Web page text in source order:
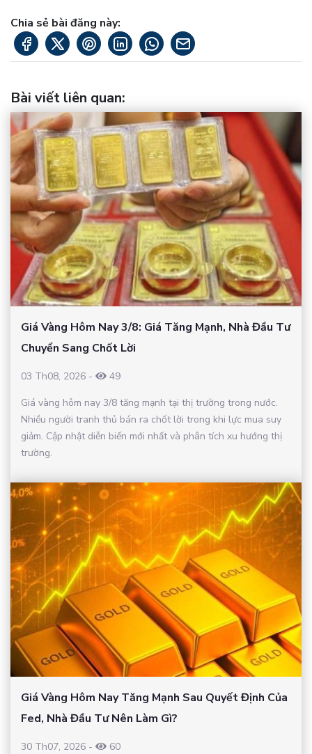
Chia sẻ bài đăng này:
Bài viết liên quan:
Giá Vàng Hôm Nay 3/8: Giá Tăng Mạnh, Nhà Đầu Tư
Chuyển Sang Chốt Lời
03 Th08, 2026 -
49
Giá vàng hôm nay 3/8 tăng mạnh tại thị trường trong nước.
Nhiều người tranh thủ bán ra chốt lời trong khi lực mua suy
giảm. Cập nhật diễn biến mới nhất và phân tích xu hướng thị
trường.
Giá Vàng Hôm Nay Tăng Mạnh Sau Quyết Định Của
Fed, Nhà Đầu Tư Nên Làm Gì?
30 Th07, 2026 -
60